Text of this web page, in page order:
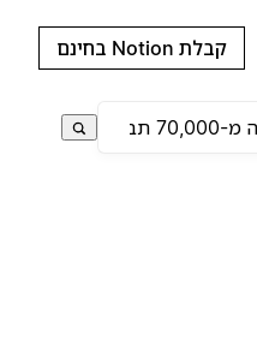
קבלת Notion בחינם